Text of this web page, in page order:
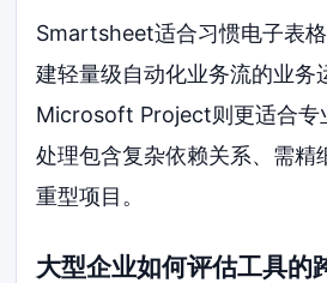
Smartsheet适合习惯电子表
建轻量级自动化业务流的业务
Microsoft Project则更适合专
处理包含复杂依赖关系、需精
重型项目。
大型企业如何评估工具的